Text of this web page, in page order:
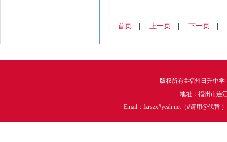
首页 上一页 下一页
版权所有©福州日升中
地址：福州市连
Email：fzrszx#yeah.net（#请用@代替